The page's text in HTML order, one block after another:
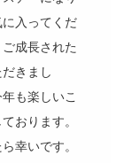
入ってくだ
成長された
きまし
も楽しいこ
おります。
幸いです。